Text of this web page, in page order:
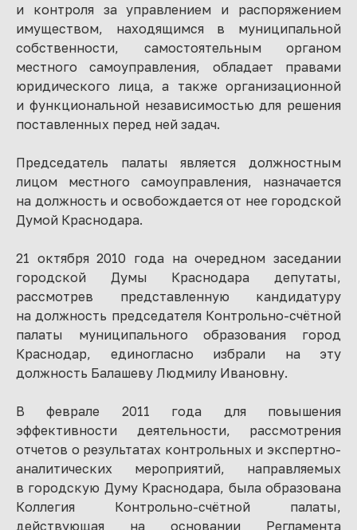
и контроля за управлением и распоряжением
имуществом, находящимся в муниципальной
собственности, самостоятельным органом
местного самоуправления, обладает правами
юридического лица, а также организационной
и функциональной независимостью для решения
поставленных перед ней задач.
Председатель палаты является должностным
лицом местного самоуправления, назначается
на должность и освобождается от нее городской
Думой Краснодара.
21 октября 2010 года на очередном заседании
городской Думы Краснодара депутаты,
рассмотрев представленную кандидатуру
на должность председателя Контрольно-счётной
палаты муниципального образования город
Краснодар, единогласно избрали на эту
должность Балашеву Людмилу Ивановну.
В феврале 2011 года для повышения
эффективности деятельности, рассмотрения
отчетов о результатах контрольных и экспертно-
аналитических мероприятий, направляемых
в городскую Думу Краснодара, была образована
Коллегия Контрольно-счётной палаты,
действующая на основании Регламента